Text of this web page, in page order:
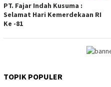
PT. Fajar Indah Kusuma :
Selamat Hari Kemerdekaan RI
Ke -81
TOPIK POPULER